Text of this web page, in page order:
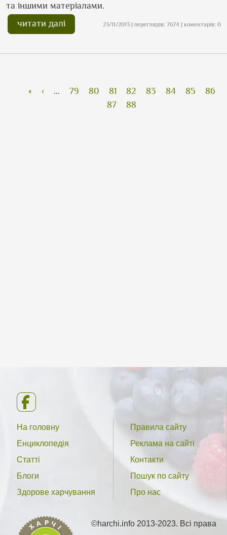
та іншими матеріалами.
читати далі
23/11/2013 | переглядів: 7674 | коментарів: 0
Розбивка на сторінки
Перша сторінка
« Попередня сторінка
‹ … Сторінка
79 Сторінка
80 Сторінка
81 Сторінка
82 Сторінка
83 Сторінка
84 Сторінка
85
86
Сторінка
87 Поточна сторінка
88
На головну
Енциклопедія
Статті
Блоги
Здорове харчування
Правила сайту
Реклама на сайті
Контакти
Пошук по сайту
Про нас
©harchi.info 2013-2023. Всі права